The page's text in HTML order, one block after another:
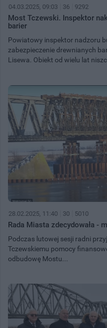
04.03.2025, 09:03 36 9292
Most Tczewski. Inspektor
barier
Powiatowy inspektor nadzoru
zabezpieczenie drewnianych
Lisewa. Obiekt od wielu lat
28.02.2025, 11:40 30 5010
Rada Miasta zdecydowała -
Podczas lutowej sesji radni
Tczewskiemu pomocy
odbudowę Mostu...